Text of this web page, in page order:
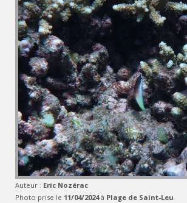
Auteur : Eric Nozérac
Photo prise le 11/04/2024à Plage de Saint-Leu